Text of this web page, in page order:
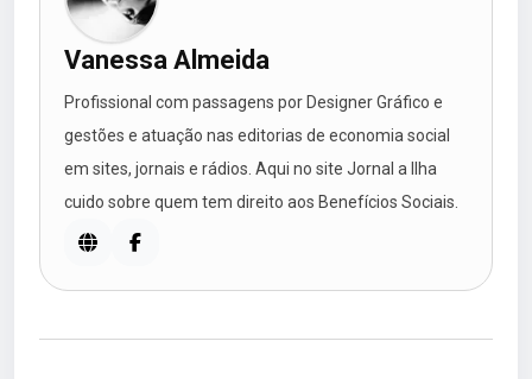
Vanessa Almeida
Profissional com passagens por Designer Gráfico e
gestões e atuação nas editorias de economia social
em sites, jornais e rádios. Aqui no site Jornal a Ilha
cuido sobre quem tem direito aos Benefícios Sociais.